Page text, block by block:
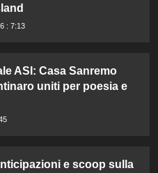
: 7:13
ASI: Casa Sanremo
uniti per poesia e
e scoop sulla